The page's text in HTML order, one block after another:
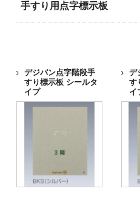
手すり用点字標示板
デジバン点字階段手
すり標示板 シールタ
イプ
デ
す
イ